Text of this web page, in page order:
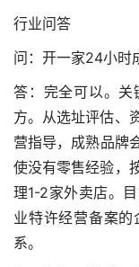
行业问答
问：开一家24小时
答：完全可以。
方。从选址评估、
营指导，成熟品牌
使没有零售经验，
理1-2家外卖店。
业特许经营备案
系。